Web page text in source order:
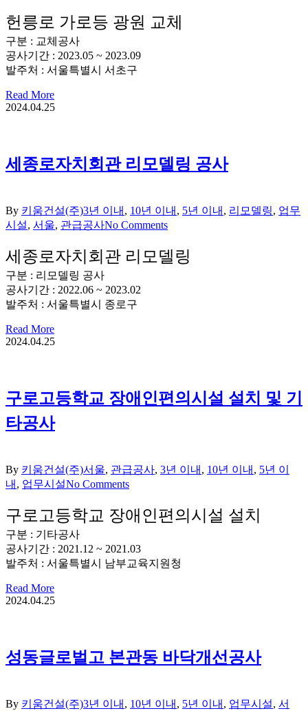
헌릉로 가로등 광원 교체
구분 : 교체공사
공사기간 : 2023.05 ~ 2023.09
발주처 : 서울특별시 서초구
Read More
2024.04.25
세종로자치회관 리모델링 공사
By 키움건설(주)3년 이내 , 10년 이내 , 5년 이내 , 리모델링, 업무
시설, 서울, 관급공사No Comments
세종로자치회관 리모델링
구분 : 리모델링 공사
공사기간 : 2022.06 ~ 2023.02
발주처 : 서울특별시 종로구
Read More
2024.04.25
구로고등학교 장애인편의시설 설치 및 기
타공사
By 키움건설(주)서울, 관급공사, 3년 이내 , 10년 이내 , 5년 이
내 , 업무시설No Comments
구로고등학교 장애인편의시설 설치
구분 : 기타공사
공사기간 : 2021.12 ~ 2021.03
발주처 : 서울특별시 남부교육지원청
Read More
2024.04.25
성동글로벌고 본관동 바닥개선공사
By 키움건설(주)3년 이내 , 10년 이내 , 5년 이내 , 업무시설, 서